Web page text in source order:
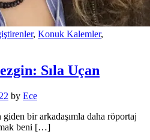
, Konuk Kalemler,
Sıla Uçan
by Ece
bir arkadaşımla daha röportaj
beni […]